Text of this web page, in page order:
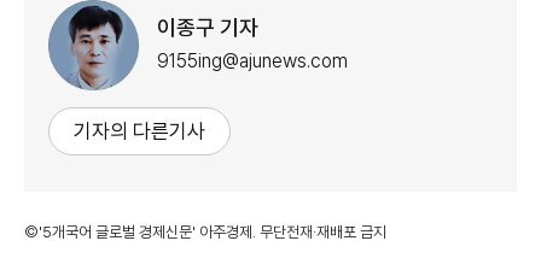
이종구 기자
9155ing@ajunews.com
기자의 다른기사
©'5개국어 글로벌 경제신문' 아주경제. 무단전재·재배포 금지